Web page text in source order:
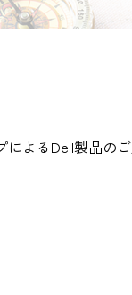
よるDell製品の